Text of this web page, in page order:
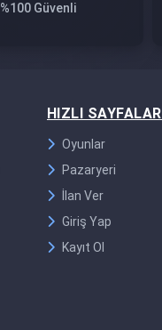
%100 Güvenli
HIZLI SAYFALAR
Oyunlar
Pazaryeri
İlan Ver
Giriş Yap
Kayıt Ol